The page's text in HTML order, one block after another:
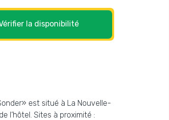
la disponibilité
est situé à La Nouvelle-
l’hôtel. Sites à proximité :